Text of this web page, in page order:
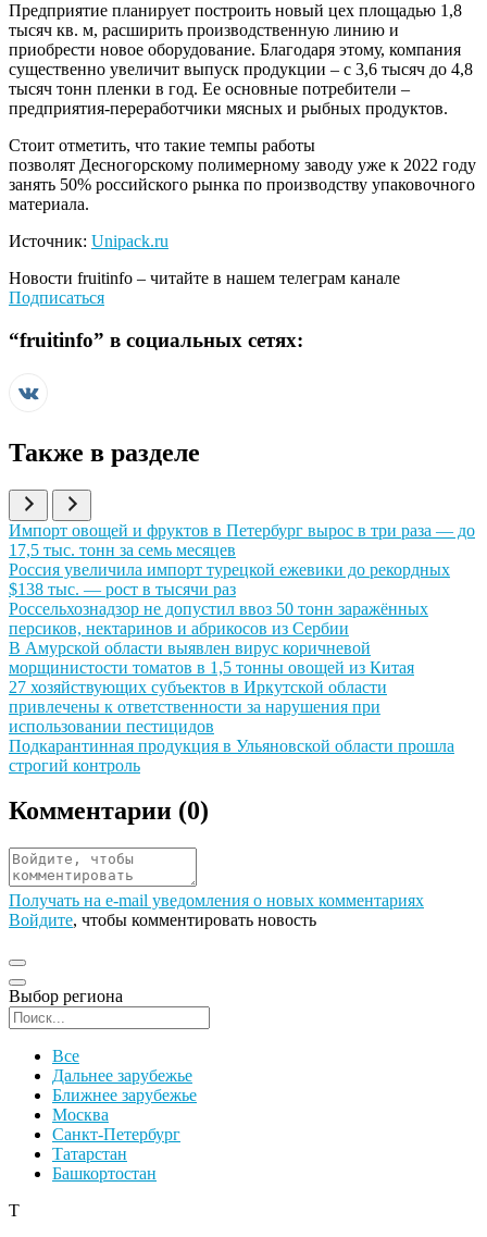
Предприятие планирует построить новый цех площадью 1,8
тысяч кв. м, расширить производственную линию и
приобрести новое оборудование. Благодаря этому, компания
существенно увеличит выпуск продукции – с 3,6 тысяч до 4,8
тысяч тонн пленки в год. Ее основные потребители –
предприятия-переработчики мясных и рыбных продуктов.
Стоит отметить, что такие темпы работы
позволят Десногорскому полимерному заводу уже к 2022 году
занять 50% российского рынка по производству упаковочного
материала.
Источник: Unipack.ru
Новости fruitinfo – читайте в нашем телеграм канале
Подписаться
“fruitinfo” в социальных сетях:
Также в разделе
Иллюстрация новости
Импорт овощей и фруктов в Петербург вырос в три раза — до
17,5 тыс. тонн за семь месяцев
Иллюстрация новости
Россия увеличила импорт турецкой ежевики до рекордных
$138 тыс. — рост в тысячи раз
Иллюстрация новости
Россельхознадзор не допустил ввоз 50 тонн заражённых
персиков, нектаринов и абрикосов из Сербии
Иллюстрация новости
В Амурской области выявлен вирус коричневой
морщинистости томатов в 1,5 тонны овощей из Китая
Иллюстрация новости
27 хозяйствующих субъектов в Иркутской области
привлечены к ответственности за нарушения при
использовании пестицидов
Иллюстрация новости
Подкарантинная продукция в Ульяновской области прошла
строгий контроль
Комментарии (0)
Получать на e‑mail уведомления о новых комментариях
Войдите, чтобы комментировать новость
Выбор региона
Все
Дальнее зарубежье
Ближнее зарубежье
Москва
Санкт-Петербург
Татарстан
Башкортостан
Т